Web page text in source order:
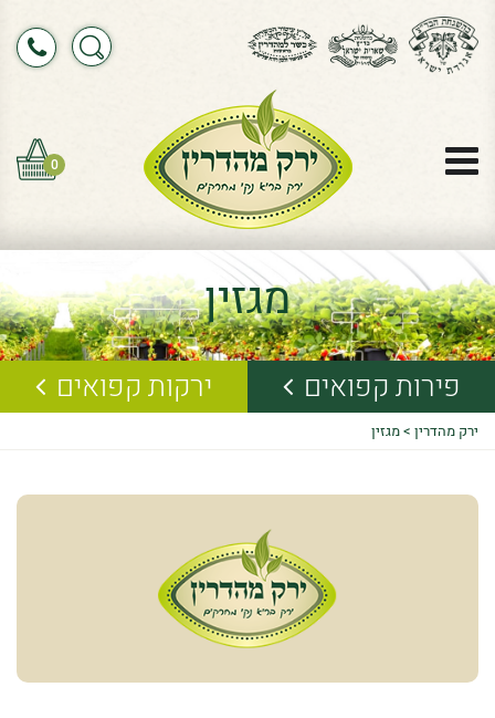
0
מגזין
פירות קפואים ירקות קפואים
ירק מהדרין >מגזין